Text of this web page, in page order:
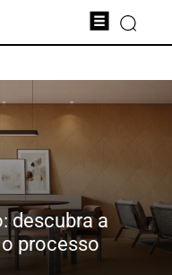
descubra a
processo